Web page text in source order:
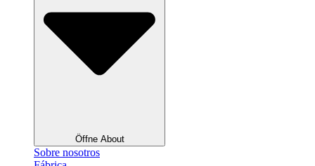
Öffne About
Sobre nosotros